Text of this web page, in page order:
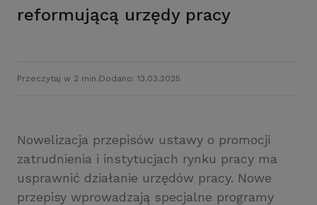
reformującą urzędy pracy
Przeczytaj w 2 min. Dodano: 13.03.2025
Nowelizacja przepisów ustawy o promocji
zatrudnienia i instytucjach rynku pracy ma
usprawnić działanie urzędów pracy. Nowe
przepisy wprowadzają specjalne programy